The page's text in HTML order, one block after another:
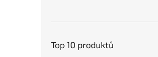
Top 10 produktů